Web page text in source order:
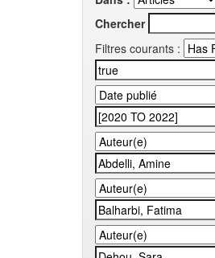
Chercher
Filtres courants :